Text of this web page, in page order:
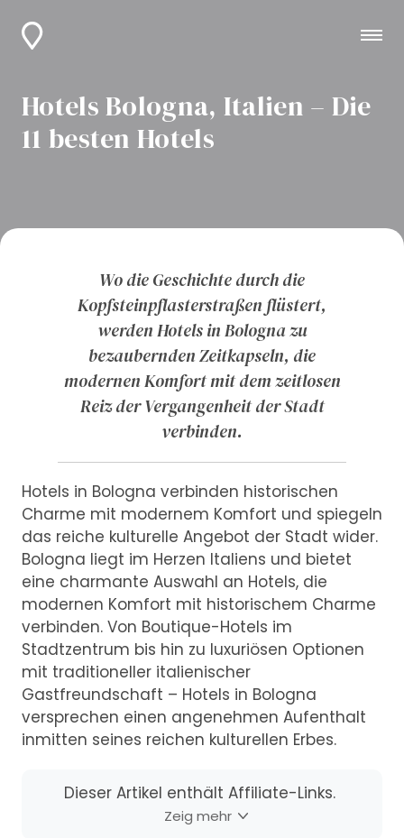
Hotels Bologna, Italien – Die
11 besten Hotels
Wo die Geschichte durch die
Kopfsteinpflasterstraßen flüstert,
werden Hotels in Bologna zu
bezaubernden Zeitkapseln, die
modernen Komfort mit dem zeitlosen
Reiz der Vergangenheit der Stadt
verbinden.
Hotels in Bologna verbinden historischen
Charme mit modernem Komfort und spiegeln
das reiche kulturelle Angebot der Stadt wider.
Bologna liegt im Herzen Italiens und bietet
eine charmante Auswahl an Hotels, die
modernen Komfort mit historischem Charme
verbinden. Von Boutique-Hotels im
Stadtzentrum bis hin zu luxuriösen Optionen
mit traditioneller italienischer
Gastfreundschaft – Hotels in Bologna
versprechen einen angenehmen Aufenthalt
inmitten seines reichen kulturellen Erbes.
Dieser Artikel enthält Affiliate-Links.
Zeig mehr